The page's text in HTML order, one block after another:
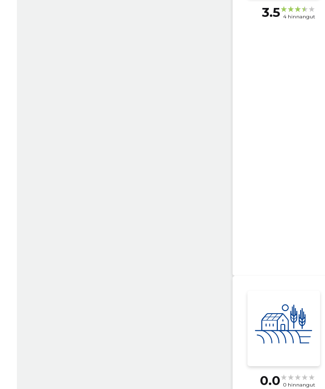
3.5 4 hinnangut
0.0 0 hinnangut